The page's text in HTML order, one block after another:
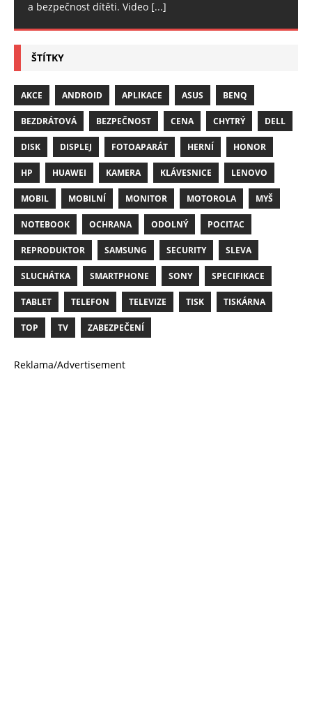
a bezpečnost dítěti. Video [...]
ŠTÍTKY
AKCE ANDROID APLIKACE ASUS BENQ
BEZDRÁTOVÁ BEZPEČNOST CENA CHYTRÝ DELL
DISK DISPLEJ FOTOAPARÁT HERNÍ HONOR
HP HUAWEI KAMERA KLÁVESNICE LENOVO
MOBIL MOBILNÍ MONITOR MOTOROLA MYŠ
NOTEBOOK OCHRANA ODOLNÝ POCITAC
REPRODUKTOR SAMSUNG SECURITY SLEVA
SLUCHÁTKA SMARTPHONE SONY SPECIFIKACE
TABLET TELEFON TELEVIZE TISK TISKÁRNA
TOP TV ZABEZPEČENÍ
Reklama/Advertisement